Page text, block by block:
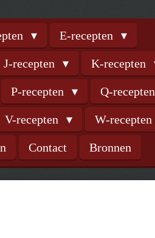
E-recepten
J-recepten K-recepten
P-recepten Q-recepten
V-recepten W-recepten
Contact Bronnen